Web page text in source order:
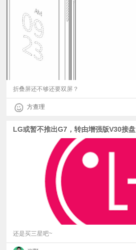
折叠屏还不够还要双屏？
方查理
LG或暂不推出G7，转由增强版V30接盘
还是买三星吧~